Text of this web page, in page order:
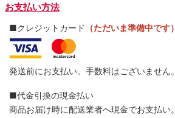
お支払い方法
■クレジットカード （ただいま準備中です）
発送前にお支払い。手数料はございません。
■代金引換の現金払い
商品お届け時に配送業者へ現金でお支払い。